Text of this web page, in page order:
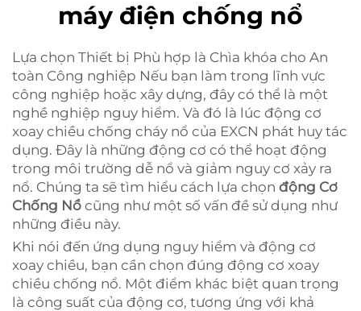
máy điện chống nổ
Lựa chọn Thiết bị Phù hợp là Chìa khóa cho An
toàn Công nghiệp Nếu bạn làm trong lĩnh vực
công nghiệp hoặc xây dựng, đây có thể là một
nghề nghiệp nguy hiểm. Và đó là lúc động cơ
xoay chiều chống cháy nổ của EXCN phát huy tác
dụng. Đây là những động cơ có thể hoạt động
trong môi trường dễ nổ và giảm nguy cơ xảy ra
nổ. Chúng ta sẽ tìm hiểu cách lựa chọn động Cơ
Chống Nổ cũng như một số vấn đề sử dụng như
những điều này.
Khi nói đến ứng dụng nguy hiểm và động cơ
xoay chiều, bạn cần chọn đúng động cơ xoay
chiều chống nổ. Một điểm khác biệt quan trọng
là công suất của động cơ, tương ứng với khả